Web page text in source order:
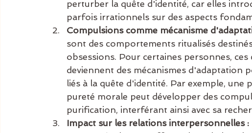
perturber la quête d'identité, car elles
parfois irrationnels sur des aspects
Compulsions comme mécanisme
sont des comportements ritualisés
obsessions. Pour certaines personnes,
deviennent des mécanismes d'adaptation
liés à la quête d'identité. Par exemple,
pureté morale peut développer des
purification, interférant ainsi avec sa
Impact sur les relations interpersonnelles :